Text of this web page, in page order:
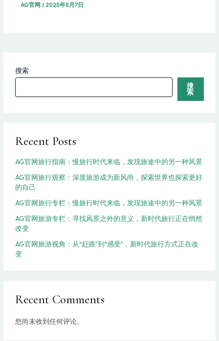
AG官网 / 2025年5月7日
搜索
搜
索
Recent Posts
AG官网旅行指南：慢旅行时代来临，发现旅途中的另一种风景
AG官网旅行观察：深度旅游成为新风尚，探索世界也探索更好
的自己
AG官网旅行专栏：慢旅行时代来临，发现旅途中的另一种风景
AG官网旅游专栏：寻找风景之外的意义，新时代旅行正在悄然
改变
AG官网旅游视角：从“赶路”到“感受”，新时代旅行方式正在改
变
Recent Comments
您尚未收到任何评论。